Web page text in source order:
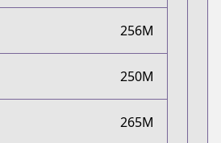
256M
250M
265M